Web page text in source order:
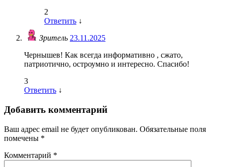
2
Ответить ↓
Зритель 23.11.2025
Чернышев! Как всегда информативно , сжато,
патриотично, остроумно и интересно. Спасибо!
3
Ответить ↓
Добавить комментарий
Ваш адрес email не будет опубликован. Обязательные поля
помечены *
Комментарий *